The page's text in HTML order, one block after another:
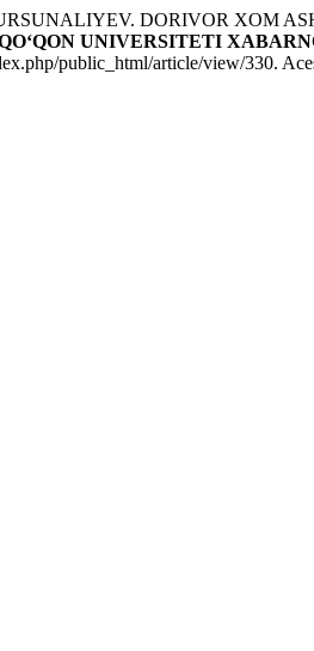
DORIVOR XOM
UNIVERSITETI
public_html/article/view/330.